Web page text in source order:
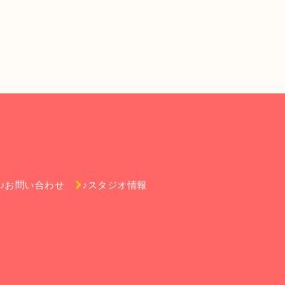
♪お問い合わせ ♪スタジオ情報